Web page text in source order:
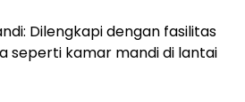
Dilengkapi dengan fasilitas
seperti kamar mandi di lantai